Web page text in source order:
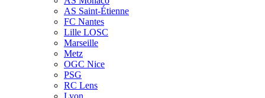
AS Saint-Étienne
FC Nantes
Lille LOSC
Marseille
Metz
OGC Nice
PSG
RC Lens
Lyon